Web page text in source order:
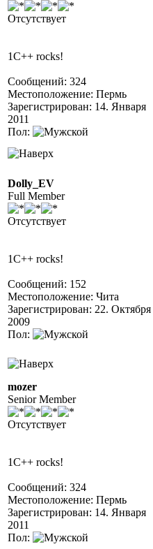
Отсутствует
1C++ rocks!
Сообщений: 324
Местоположение: Пермь
Зарегистрирован: 14. Января
2011
Пол:
Dolly_EV
Full Member
Отсутствует
1C++ rocks!
Сообщений: 152
Местоположение: Чита
Зарегистрирован: 22. Октября
2009
Пол:
mozer
Senior Member
Отсутствует
1C++ rocks!
Сообщений: 324
Местоположение: Пермь
Зарегистрирован: 14. Января
2011
Пол: